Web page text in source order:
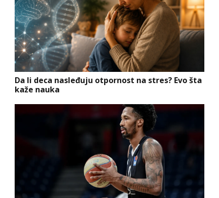
Da li deca nasleđuju otpornost na stres? Evo šta
kaže nauka